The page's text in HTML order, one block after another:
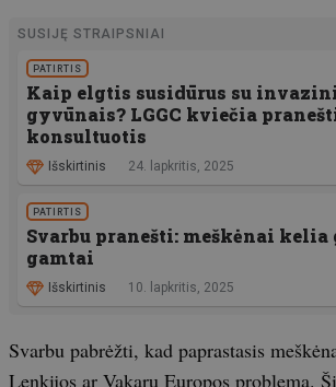
SUSIJĘ STRAIPSNIAI
PATIRTIS
Kaip elgtis susidūrus su
gyvūnais? LGGC kviečia
konsultuotis
Išskirtinis 24. lapkritis, 2025
PATIRTIS
Svarbu pranešti: meškėnai kelia
gamtai
Išskirtinis 10. lapkritis, 2025
Svarbu pabrėžti, kad paprastasis
Lenkijos ar Vakarų Europos problema.